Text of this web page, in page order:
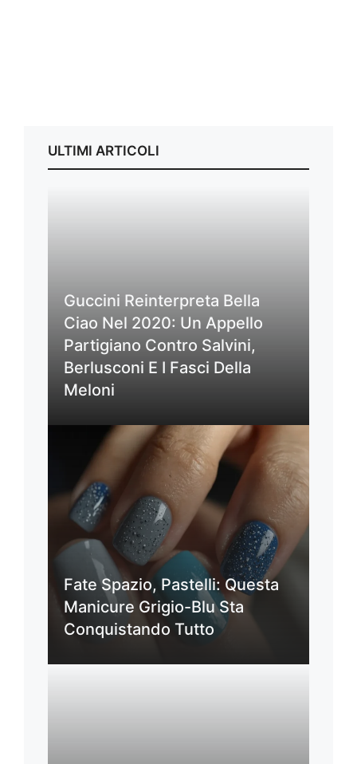
ULTIMI ARTICOLI
Guccini Reinterpreta Bella
Ciao Nel 2020: Un Appello
Partigiano Contro Salvini,
Berlusconi E I Fasci Della
Meloni
Fate Spazio, Pastelli: Questa
Manicure Grigio-Blu Sta
Conquistando Tutto